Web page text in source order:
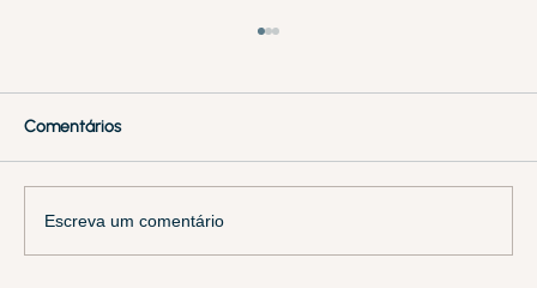
Comentários
Escreva um comentário